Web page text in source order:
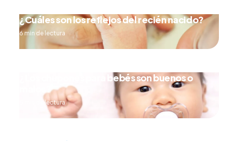
¿Cuáles son los reflejos del recién nacido?
6 min de lectura
¿Los chupones para bebés son buenos o
malos?
5 min de lectura